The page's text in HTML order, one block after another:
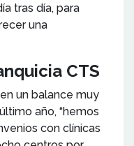
tras día, para
una
CTS
un balance muy
año, “hemos
con clínicas